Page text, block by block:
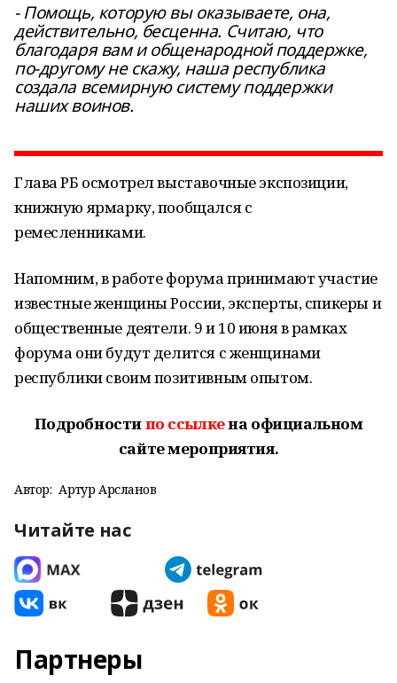
- Помощь, которую вы оказываете, она,
действительно, бесценна. Считаю, что
благодаря вам и общенародной поддержке,
по-другому не скажу, наша республика
создала всемирную систему поддержки
наших воинов.
Глава РБ осмотрел выставочные экспозиции,
книжную ярмарку, пообщался с
ремесленниками.
Напомним, в работе форума принимают участие
известные женщины России, эксперты, спикеры и
общественные деятели. 9 и 10 июня в рамках
форума они будут делится с женщинами
республики своим позитивным опытом.
Подробностипо ссылкена официальном
сайте мероприятия.
Автор: Артур Арсланов
Читайте нас
Партнеры